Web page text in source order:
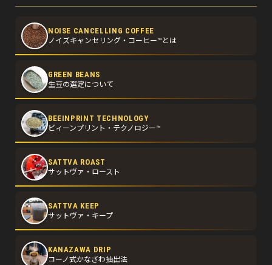
NOISE CANCELLING COFFEE
ノイズキャンセリング・コーヒー™とは
GREEN BEANS
生豆の選定について
BEEINPRINT TECHNOLOGY
ビィーンプリント・テクノロジー™
SATTVA ROAST
サットヴァ・ロースト
SATTVA KEEP
サットヴァ・キープ
KANAZAWA DRIP
コーノ式かなざわ抽出法